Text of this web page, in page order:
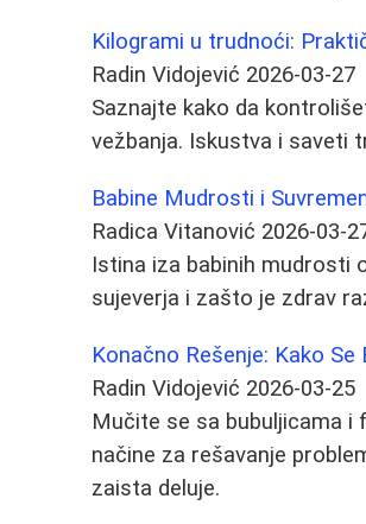
Kilogrami u trudnoći:
Radin Vidojević 2026-03-27
Saznajte kako da
vežbanja. Iskustva i saveti
Babine Mudrosti i
Radica Vitanović 2026-03-
Istina iza babinih mudrosti
sujeverja i zašto je zdrav
Konačno Rešenje: Kako
Radin Vidojević 2026-03-25
Mučite se sa bubuljicama i
načine za rešavanje
zaista deluje.